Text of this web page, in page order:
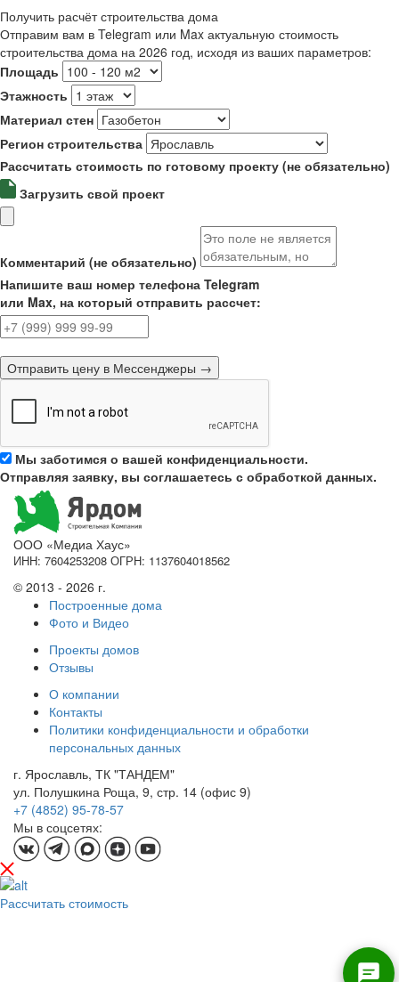
Получить расчёт строительства дома
Отправим вам в Telegram или Max актуальную стоимость
строительства дома на 2026 год, исходя из ваших параметров:
Площадь
Этажность
Материал стен
Регион строительства
Рассчитать стоимость по готовому проекту (не обязательно)
Загрузить свой проект
Комментарий (не обязательно)
Напишите ваш номер телефона Telegram
или Max, на который отправить рассчет:
Отправить цену в Мессенджеры →
Мы заботимся о вашей конфиденциальности.
Отправляя заявку, вы соглашаетесь с обработкой данных.
ООО «Медиа Хаус»
ИНН: 7604253208 ОГРН: 1137604018562
© 2013 - 2026 г.
Построенные дома
Фото и Видео
Проекты домов
Отзывы
О компании
Контакты
Политики конфиденциальности и обработки
персональных данных
г. Ярославль, ТК "ТАНДЕМ"
ул. Полушкина Роща, 9, стр. 14 (офис 9)
+7 (4852) 95-78-57
Мы в соцсетях:
Рассчитать стоимость